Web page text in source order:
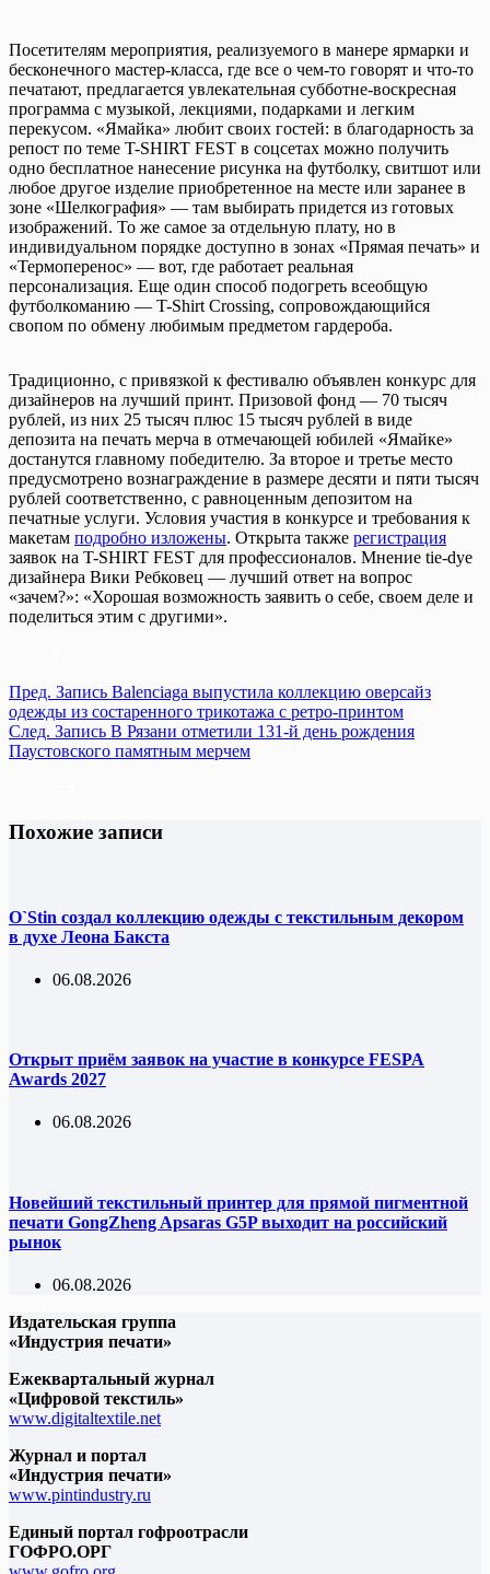
Посетителям мероприятия, реализуемого в манере ярмарки и
бесконечного мастер-класса, где все о чем-то говорят и что-то
печатают, предлагается увлекательная субботне-воскресная
программа с музыкой, лекциями, подарками и легким
перекусом. «Ямайка» любит своих гостей: в благодарность за
репост по теме T-SHIRT FEST в соцсетах можно получить
одно бесплатное нанесение рисунка на футболку, свитшот или
любое другое изделие приобретенное на месте или заранее в
зоне «Шелкография» — там выбирать придется из готовых
изображений. То же самое за отдельную плату, но в
индивидуальном порядке доступно в зонах «Прямая печать» и
«Термоперенос» — вот, где работает реальная
персонализация. Еще один способ подогреть всеобщую
футболкоманию — T-Shirt Crossing, сопровождающийся
свопом по обмену любимым предметом гардероба.
Традиционно, с привязкой к фестивалю объявлен конкурс для
дизайнеров на лучший принт. Призовой фонд — 70 тысяч
рублей, из них 25 тысяч плюс 15 тысяч рублей в виде
депозита на печать мерча в отмечающей юбилей «Ямайке»
достанутся главному победителю. За второе и третье место
предусмотрено вознаграждение в размере десяти и пяти тысяч
рублей соответственно, с равноценным депозитом на
печатные услуги. Условия участия в конкурсе и требования к
макетам подробно изложены. Открыта также регистрация
заявок на T-SHIRT FEST для профессионалов. Мнение tie-dye
дизайнера Вики Ребковец — лучший ответ на вопрос
«зачем?»: «Хорошая возможность заявить о себе, своем деле и
поделиться этим с другими».
Пред. Запись Balenciaga выпустила коллекцию оверсайз
одежды из состаренного трикотажа с ретро-принтом
След. Запись В Рязани отметили 131-й день рождения
Паустовского памятным мерчем
Похожие записи
O`Stin создал коллекцию одежды с текстильным декором
в духе Леона Бакста
06.08.2026
Открыт приём заявок на участие в конкурсе FESPA
Awards 2027
06.08.2026
Новейший текстильный принтер для прямой пигментной
печати GongZheng Apsaras G5P выходит на российский
рынок
06.08.2026
Издательская группа
«Индустрия печати»
Ежеквартальный журнал
«Цифровой текстиль»
www.digitaltextile.net
Журнал и портал
«Индустрия печати»
www.pintindustry.ru
Единый портал гофроотрасли
ГОФРО.ОРГ